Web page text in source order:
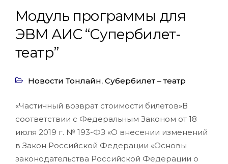
Модуль программы для
ЭВМ АИС “Супербилет-
театр”
Новости Тонлайн, Субербилет – театр
«Частичный возврат стоимости билетов»В
соответствии с Федеральным Законом от 18
июля 2019 г. № 193-ФЗ «О внесении изменений
в Закон Российской Федерации «Основы
законодательства Российской Федерации о